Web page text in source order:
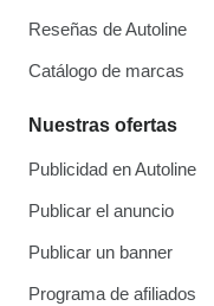
Reseñas de Autoline
Catálogo de marcas
Nuestras ofertas
Publicidad en Autoline
Publicar el anuncio
Publicar un banner
Programa de afiliados